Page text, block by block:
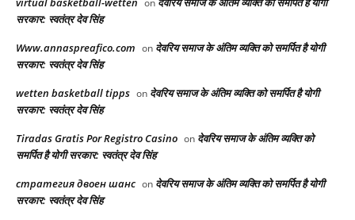
सरकार: स्वतंत्र देव सिंह
Www.annaspreafico.com on देवरिय समाज के अंतिम व्यक्ति को समर्पित है योगी
सरकार: स्वतंत्र देव सिंह
wetten basketball tipps on देवरिय समाज के अंतिम व्यक्ति को समर्पित है योगी
सरकार: स्वतंत्र देव सिंह
Tiradas Gratis Por Registro Casino on देवरिय समाज के अंतिम व्यक्ति को
समर्पित है योगी सरकार: स्वतंत्र देव सिंह
стратегия двоен шанс on देवरिय समाज के अंतिम व्यक्ति को समर्पित है योगी
सरकार: स्वतंत्र देव सिंह